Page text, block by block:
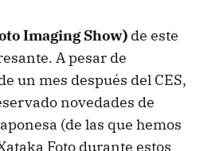
Imaging Show) de este
A pesar de
un mes después del CES,
novedades de
(de las que hemos
Foto durante estos